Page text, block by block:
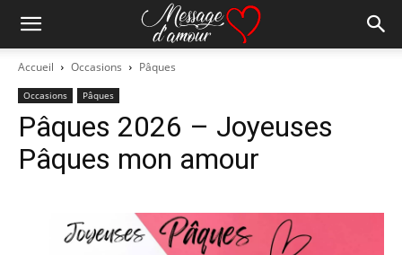
Accueil Occasions Pâques
Occasions Pâques
Pâques 2026 – Joyeuses
Pâques mon amour